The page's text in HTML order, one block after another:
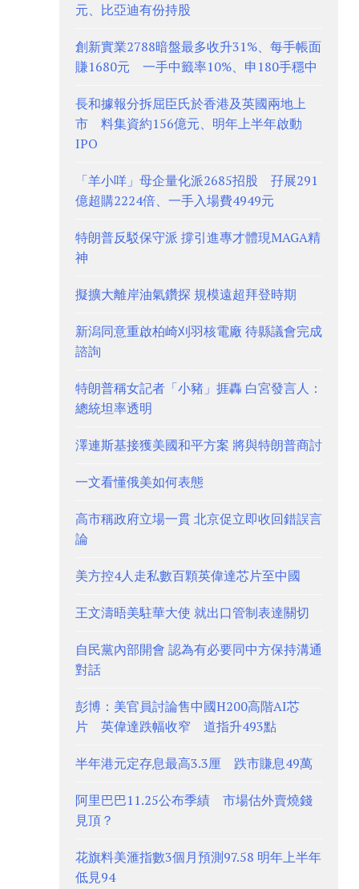
元、比亞迪有份持股
創新實業2788暗盤最多收升31%、每手帳面
賺1680元 一手中籤率10%、申180手穩中
長和據報分拆屈臣氏於香港及英國兩地上
市 料集資約156億元、明年上半年啟動
IPO
「羊小咩」母企量化派2685招股 孖展291
億超購2224倍、一手入場費4949元
特朗普反駁保守派 撐引進專才體現MAGA精
神
擬擴大離岸油氣鑽探 規模遠超拜登時期
新潟同意重啟柏崎刈羽核電廠 待縣議會完成
諮詢
特朗普稱女記者「小豬」捱轟 白宮發言人：
總統坦率透明
澤連斯基接獲美國和平方案 將與特朗普商討
一文看懂俄美如何表態
高市稱政府立場一貫 北京促立即收回錯誤言
論
美方控4人走私數百顆英偉達芯片至中國
王文濤晤美駐華大使 就出口管制表達關切
自民黨內部開會 認為有必要同中方保持溝通
對話
彭博：美官員討論售中國H200高階AI芯
片 英偉達跌幅收窄 道指升493點
半年港元定存息最高3.3厘 跌市賺息49萬
阿里巴巴11.25公布季績 市場估外賣燒錢
見頂？
花旗料美滙指數3個月預測97.58 明年上半年
低見94